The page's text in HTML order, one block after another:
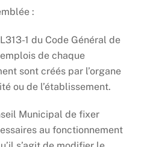
:
1 du Code Général de
de chaque
sont créés par l’organe
ou de l’établissement.
Municipal de fixer
au fonctionnement